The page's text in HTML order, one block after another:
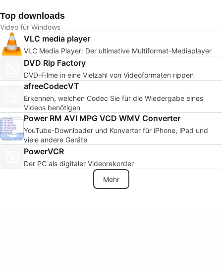
Top downloads
Video für Windows
VLC media player
VLC Media Player: Der ultimative Multiformat-Mediaplayer
DVD Rip Factory
DVD-Filme in eine Vielzahl von Videoformaten rippen
afreeCodecVT
Erkennen, welchen Codec Sie für die Wiedergabe eines
Videos benötigen
Power RM AVI MPG VCD WMV Converter
YouTube-Downloader und Konverter für iPhone, iPad und
viele andere Geräte
PowerVCR
Der PC als digitaler Videorekorder
Mehr